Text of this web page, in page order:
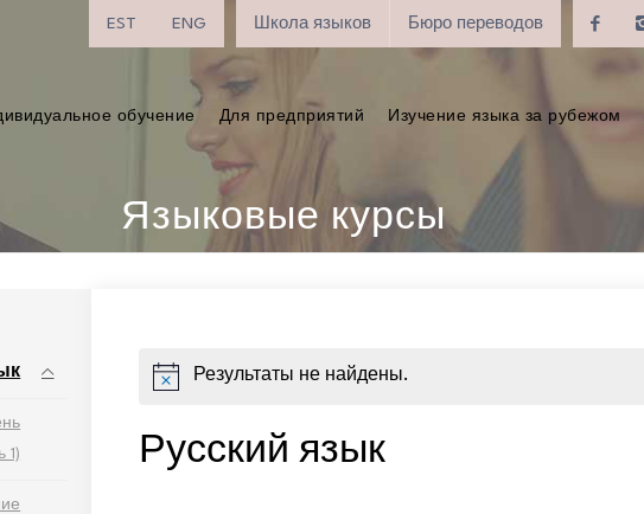
EST ENG Школа языков Бюро переводов
обучение Для предприятий Изучение языка за рубежом
Языковые курсы
1)
Результаты не найдены.
Русский язык